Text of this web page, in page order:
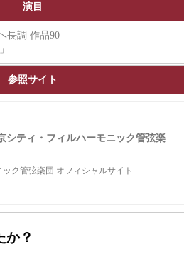
演目
長調 作品90
」
参照サイト
シティ・フィルハーモニック管弦楽
ク管弦楽団 オフィシャルサイト
か？